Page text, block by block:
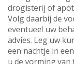
drogisterij of
Volg daarbij de
eventueel uw
advies. Leg uw
een nachtje in
u de vorming